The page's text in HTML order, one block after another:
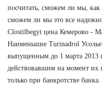
посчитать, сможем ли мы, как
сможем ли мы это все надежно
Clostilbegyt цена Кемерово -
Наименьшие Turinadrol
выпущенным до 1 марта 2013
действовавшим на момент их
только при банкротстве банка.